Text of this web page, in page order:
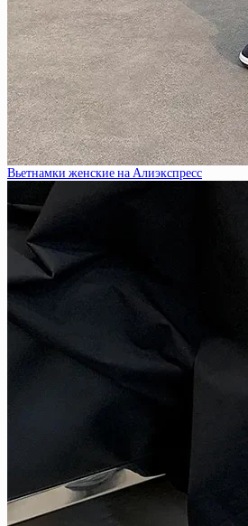
Вьетнамки женские на Алиэкспресс